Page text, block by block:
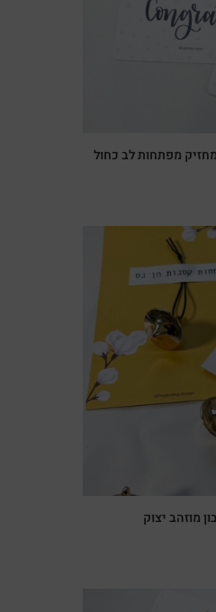
מפתחות לב כחול
צפייה מהירה
מוזהב יצוק